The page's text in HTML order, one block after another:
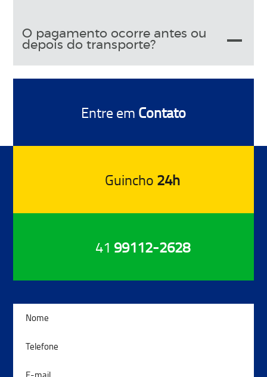
O pagamento ocorre antes ou
depois do transporte?
Guincho 24h
Entre em Contato
41 99112-2628